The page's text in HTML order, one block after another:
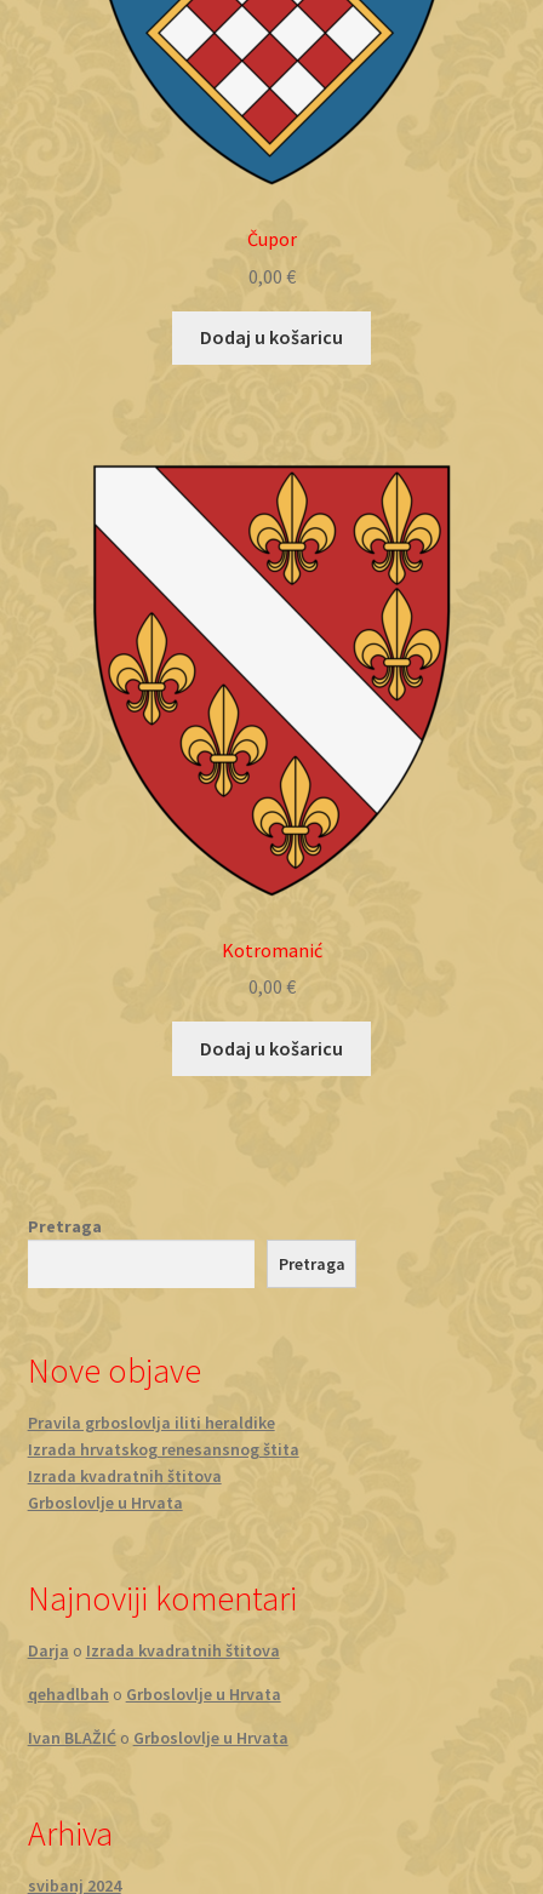
Čupor
0,00 €
Dodaj u košaricu
Kotromanić
0,00 €
Dodaj u košaricu
Pretraga
Pretraga
Nove objave
Pravila grboslovlja iliti heraldike
Izrada hrvatskog renesansnog štita
Izrada kvadratnih štitova
Grboslovlje u Hrvata
Najnoviji komentari
Darja o Izrada kvadratnih štitova
qehadlbah o Grboslovlje u Hrvata
Ivan BLAŽIĆo Grboslovlje u Hrvata
Arhiva
svibanj 2024